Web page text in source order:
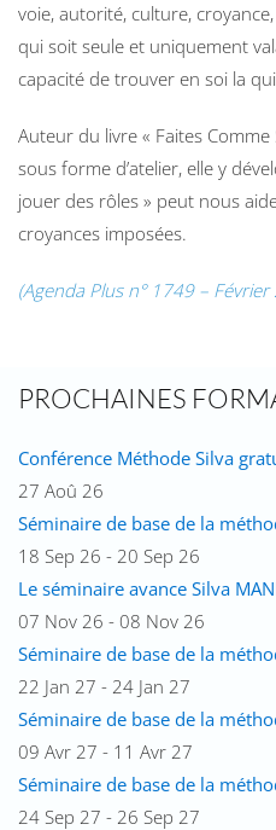
voie, autorité, culture,
qui soit seule et uniquement
capacité de trouver en soi la
Auteur du livre « Faites Comme
sous forme d’atelier, elle y
jouer des rôles » peut nous
croyances imposées.
(Agenda Plus n° 1749 –
PROCHAINES
Conférence Méthode Silva
27 Aoû 26
Séminaire de base de la
18 Sep 26 - 20 Sep 26
Le séminaire avance Silva
07 Nov 26 - 08 Nov 26
Séminaire de base de la
22 Jan 27 - 24 Jan 27
Séminaire de base de la
09 Avr 27 - 11 Avr 27
Séminaire de base de la
24 Sep 27 - 26 Sep 27